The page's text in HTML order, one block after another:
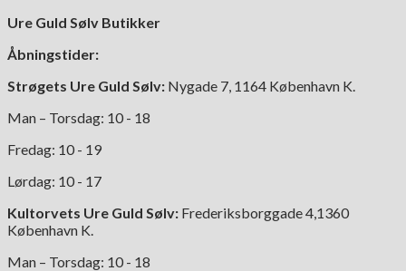
Ure Guld Sølv Butikker
Åbningstider:
Strøgets Ure Guld Sølv: Nygade 7, 1164 København K.
Man – Torsdag: 10 - 18
Fredag: 10 - 19
Lørdag: 10 - 17
Kultorvets Ure Guld Sølv: Frederiksborggade 4,1360
København K.
Man – Torsdag: 10 - 18